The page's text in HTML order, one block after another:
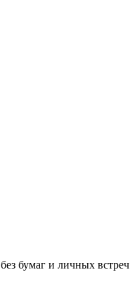
бумаг и личных встреч